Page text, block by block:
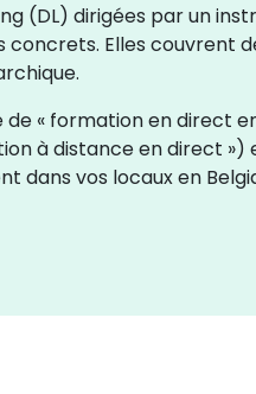
(DL) dirigées par un
Elles couvrent
« formation en direct
à distance en direct »)
vos locaux en